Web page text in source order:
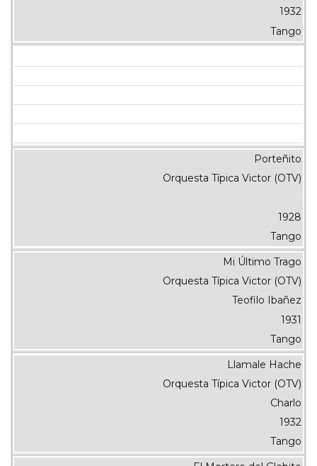
1932
Tango
Porteñito
Orquesta Típica Victor (OTV)
1928
Tango
Mi Último Trago
Orquesta Típica Victor (OTV)
Teofilo Ibañez
1931
Tango
Llamale Hache
Orquesta Típica Victor (OTV)
Charlo
1932
Tango